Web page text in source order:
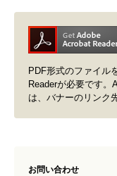
PDF形式のファイル
Readerが必要です。
は、バナーのリンク
お問い合わせ